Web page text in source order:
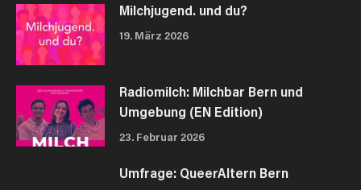
Milchjugend. und du?
19. März 2026
Radiomilch: Milchbar Bern und
Umgebung (EN Edition)
23. Februar 2026
Umfrage: QueerAltern Bern